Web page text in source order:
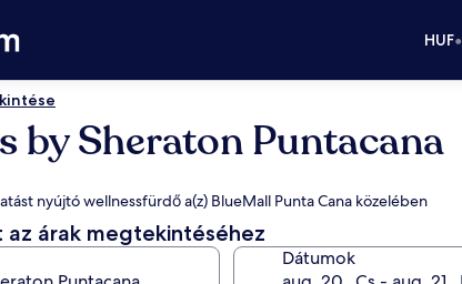
HUF•
by Sheraton Puntacana
nyújtó wellnessfürdő a(z) BlueMall Punta Cana közelében
az árak megtekintéséhez
Dátumok